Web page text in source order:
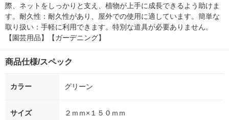
際、ネットをしっかりと支え、植物が上手に成長できるよう助けま
す。耐久性：耐久性があり、屋外での使用に適しています。簡単な
取り扱い：手軽に利用できます。特別な道具が必要ありません。
【園芸用品】【ガーデニング】
商品仕様/スペック
カラー グリーン
サイズ ２ｍｍ×１５０ｍｍ